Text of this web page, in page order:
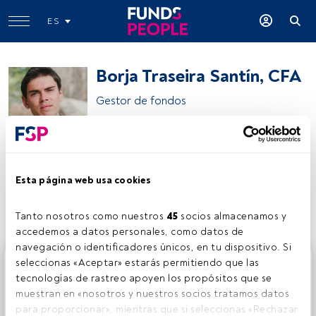
Esta página web usa cookies
Tanto nosotros como nuestros 45 socios almacenamos y
accedemos a datos personales, como datos de
navegación o identificadores únicos, en tu dispositivo. Si
seleccionas «Aceptar» estarás permitiendo que las
tecnologías de rastreo apoyen los propósitos que se
muestran en «nosotros y nuestros socios tratamos datos
para proporcionar», mientras que si seleccionas «Rechazar
ES
Borja Traseira Santín, CFA
Gestor de fondos
Compartir:
Este es un artículo exclusivo para los usuarios registrados
de FundsPeople. Si ya estás registrado, accede desde el
botón Login. Si aún no tienes cuenta, te invitamos a
registrarte y disfrutar de todo el universo que ofrece